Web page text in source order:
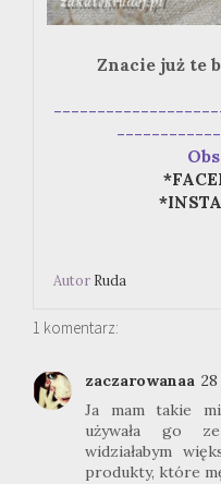
Znacie już te
Autor Ruda
1 komentarz:
zaczarowanaa
Ja mam takie
używała go
widziałabym
produkty, które